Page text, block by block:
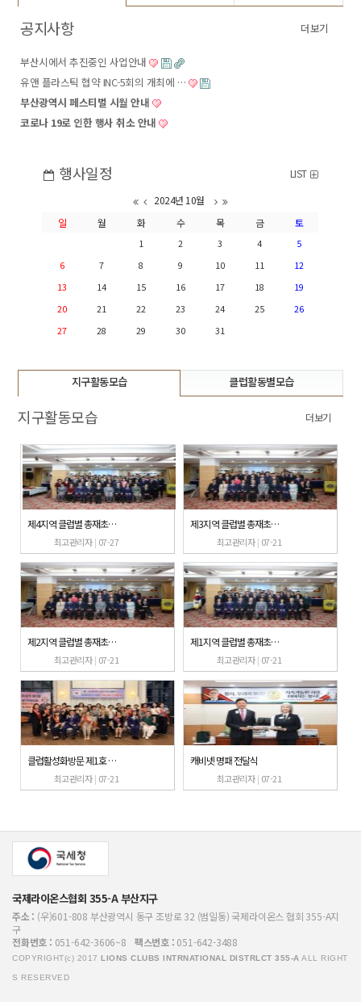
공지사항
부산시에서 추진중인 사업안내
유앤 플라스틱 협약 INC-5회의 개최에 …
부산광역시 페스티벌 시월 안내
코로나 19로 인한 행사 취소 안내
더보기
행사일정
LIST
2024년 10월
일
월 화 수 목 금 토
1 2 3 4
5
6
7 8 9 10 11
12
13
14 15 16 17 18
19
20
21 22 23 24 25
26
27
28 29 30 31
지구활동모습
지구활동모습 더보기
제4지역 클럽별 총재초청 공식방문
최고관리자| 07-27
제3지역 클럽별 총재초청 공식방문
최고관리자| 07-21
제2지역 클럽별 총재초청 공식방문
최고관리자| 07-21
제1지역 클럽별 총재초청 공식방문
최고관리자| 07-21
클럽활성화방문 제1호 울타리L.C
최고관리자| 07-21
캐비넷 명패 전달식
최고관리자| 07-21
클럽활동별모습
국제라이온스협회 355-A 부산지구
주소 : (우)601-808 부산광역시 동구 조방로 32 (범일동) 국제라이온스 협회 355-A지
구
전화번호 : 051-642-3606~8 팩스번호 : 051-642-3488
COPYRIGHT(c) 2017 LIONS CLUBS INTRNATIONAL DISTRLCT 355-A ALL RIGHT
S RESERVED